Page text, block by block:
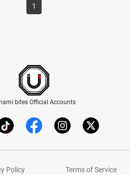
1
bites Official Accounts
Policy Terms of Service